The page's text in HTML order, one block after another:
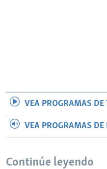
VEA PROGRAMAS DE
VEA PROGRAMAS DE
Continúe leyendo